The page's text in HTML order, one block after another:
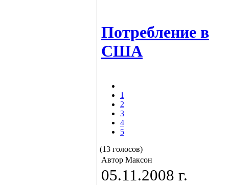
Потребление в
США
1
2
3
4
5
(13 голосов)
Автор Максон
05.11.2008 г.